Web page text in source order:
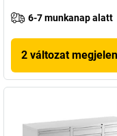
6-7 munkanap alatt
2 változat